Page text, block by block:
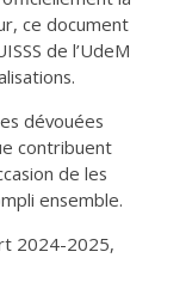
ce document
de l’UdeM
dévouées
contribuent
de les
ensemble.
2024-2025,